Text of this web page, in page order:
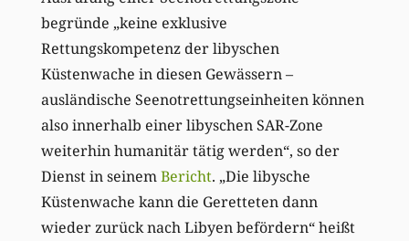
begründe „keine exklusive
Rettungskompetenz der libyschen
Küstenwache in diesen Gewässern –
ausländische Seenotrettungseinheiten können
also innerhalb einer libyschen SAR-Zone
weiterhin humanitär tätig werden“, so der
Dienst in seinemBericht. „Die libysche
Küstenwache kann die Geretteten dann
wieder zurück nach Libyen befördern“ heißt